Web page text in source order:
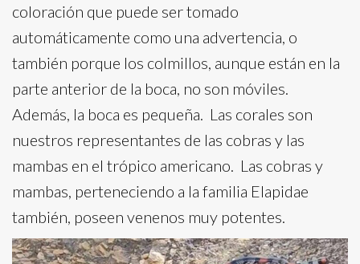
coloración que puede ser tomado
automáticamente como una advertencia, o
también porque los colmillos, aunque están en la
parte anterior de la boca, no son móviles.
Además, la boca es pequeña. Las corales son
nuestros representantes de las cobras y las
mambas en el trópico americano. Las cobras y
mambas, perteneciendo a la familia Elapidae
también, poseen venenos muy potentes.